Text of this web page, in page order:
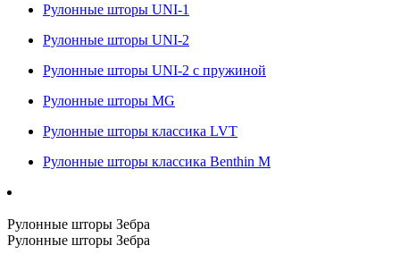
Рулонные шторы UNI-1
Рулонные шторы UNI-2
Рулонные шторы UNI-2 с пружиной
Рулонные шторы MG
Рулонные шторы классика LVT
Рулонные шторы классика Benthin M
Рулонные шторы Зебра
Рулонные шторы Зебра